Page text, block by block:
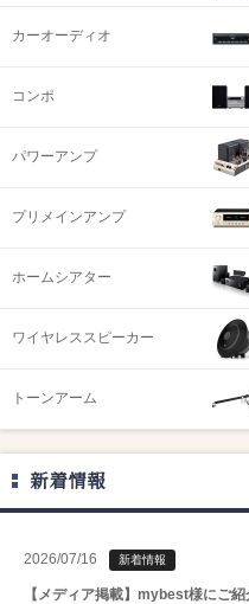
カーオーディオ
コンポ
パワーアンプ
プリメインアンプ
ホームシアター
ワイヤレススピーカー
トーンアーム
新着情報
2026/07/16 新着情報
【メディア掲載】mybest様にご紹